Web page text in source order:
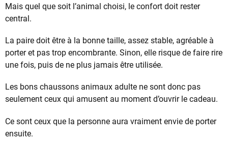
Mais quel que soit l’animal choisi, le confort doit rester
central.
La paire doit être à la bonne taille, assez stable, agréable à
porter et pas trop encombrante. Sinon, elle risque de faire rire
une fois, puis de ne plus jamais être utilisée.
Les bons chaussons animaux adulte ne sont donc pas
seulement ceux qui amusent au moment d’ouvrir le cadeau.
Ce sont ceux que la personne aura vraiment envie de porter
ensuite.